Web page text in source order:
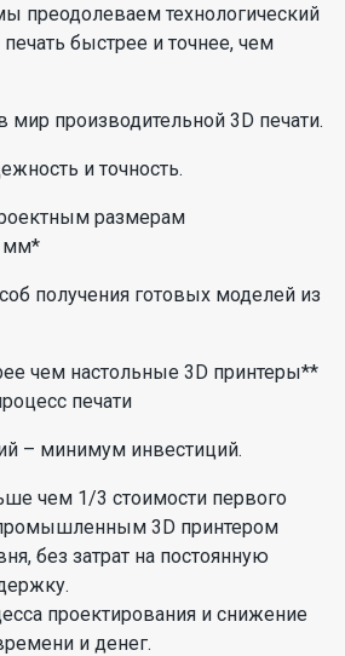
преодолеваем технологический
быстрее и точнее, чем
производительной 3D печати.
и точность.
размерам
мм*
получения готовых моделей из
чем настольные 3D принтеры**
печати
– минимум инвестиций.
чем 1/3 стоимости первого
3D принтером
без затрат на постоянную
проектирования и снижение
и денег.